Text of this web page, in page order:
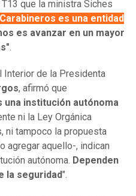
que la ministra Siches
Carabineros es una entidad
es avanzar en un mayor
.
de la Presidenta
, afirmó que
una institución autónoma
ni la Ley Orgánica
ni tampoco la propuesta
agregar aquello-, indican
autónoma. Dependen
la seguridad".